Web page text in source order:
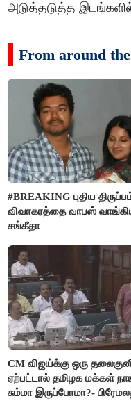
அடுத்தடுத்த
From around
#BREAKING புதிய
விவாகரத்தை வாபஸ்
சங்கீதா
CM விஜய்க்கு ஒரு
ஏற்பட்டால் தமிழக மக்கள்
சும்மா இருப்போமா?-